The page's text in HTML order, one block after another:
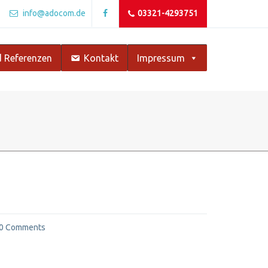
info@adocom.de 03321-4293751
Referenzen Kontakt Impressum
Comments